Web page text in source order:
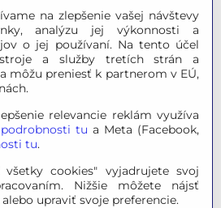
si vybrať
práva vyhradené. Všetky logá a
na zlepšenie vašej návštevy
analýzu jej výkonnosti a
o jej používaní. Na tento účel
a služby tretích strán a
môžu preniesť k partnerom v EÚ,
relevancie reklám využíva
podrobnosti tu a Meta (Facebook,
tu.
cookies" vyjadrujete svoj
Nižšie môžete nájsť
upraviť svoje preferencie.